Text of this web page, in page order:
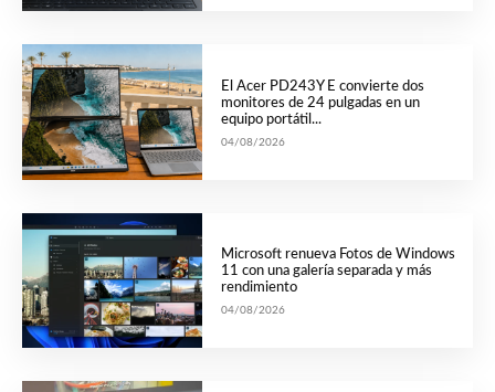
El Acer PD243Y E convierte dos
monitores de 24 pulgadas en un
equipo portátil...
04/08/2026
Microsoft renueva Fotos de Windows
11 con una galería separada y más
rendimiento
04/08/2026